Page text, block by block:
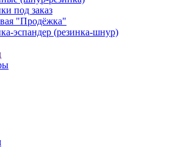
под заказ
"Продёжка"
эспандер (резинка-шнур)